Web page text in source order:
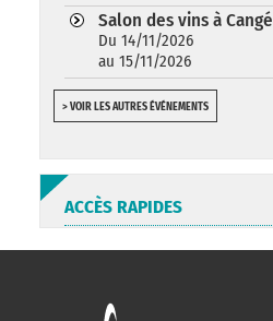
Salon des vins à Cangé
Du 14/11/2026
au 15/11/2026
> VOIR LES AUTRES ÉVÉNEMENTS
ACCÈS RAPIDES